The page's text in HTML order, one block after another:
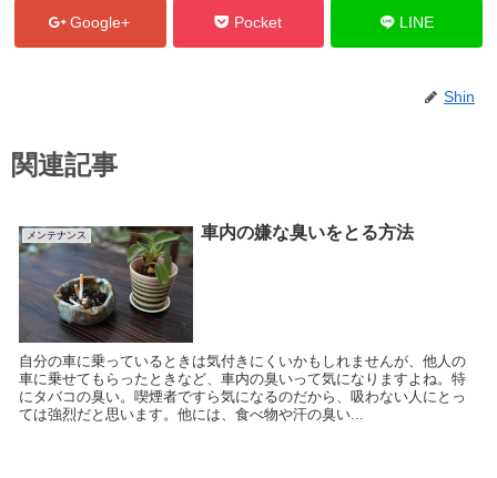
Google+ Pocket LINE
Shin
関連記事
メンテナンス 車内の嫌な臭いをとる方法
自分の車に乗っているときは気付きにくいかもしれませんが、他人の
車に乗せてもらったときなど、車内の臭いって気になりますよね。特
にタバコの臭い。喫煙者ですら気になるのだから、吸わない人にとっ
ては強烈だと思います。他には、食べ物や汗の臭い...